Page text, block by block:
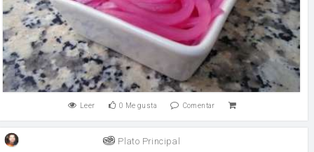
Leer 0 Me gusta Comentar
Plato Principal